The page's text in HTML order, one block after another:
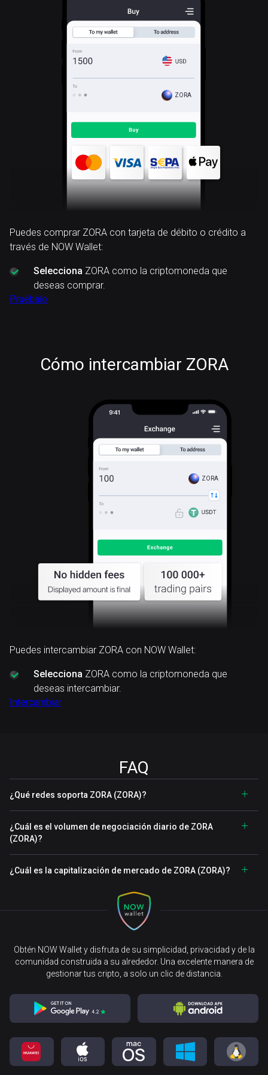
ZORA
Puedes comprar ZORA con tarjeta de débito o crédito a
través de NOW Wallet:
Selecciona ZORA como la criptomoneda que
deseas comprar.
Pruébalo
Cómo intercambiar ZORA
ZORA
Puedes intercambiar ZORA con NOW Wallet:
Selecciona ZORA como la criptomoneda que
deseas intercambiar.
Intercambiar
FAQ
¿Qué redes soporta ZORA (ZORA)?
¿Cuál es el volumen de negociación diario de ZORA
(ZORA)?
¿Cuál es la capitalización de mercado de ZORA (ZORA)?
Obtén NOW Wallet y disfruta de su simplicidad, privacidad y de la
comunidad construida a su alrededor. Una excelente manera de
gestionar tus cripto, a solo un clic de distancia.